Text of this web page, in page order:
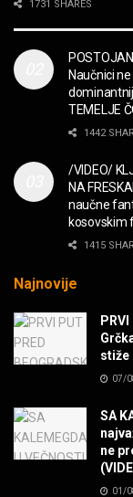
1731 SHARES
Naučnici
TEMELJE
1442
/VIDEO/
NA
naučne
kosovskim
1415
Najnovije
stiže
07/
SA
ne
01/